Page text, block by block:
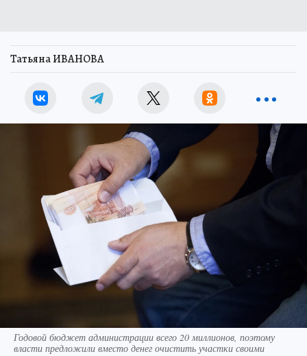
Татьяна ИВАНОВА
Годовой бюджет администрации всего 20 миллионов, поэтому
власти предложили вместо денег очистить участки своими